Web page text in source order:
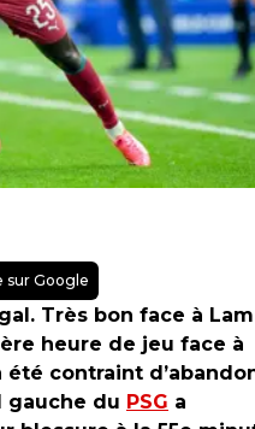
sur Google
Très bon face à
heure de jeu face à
été contraint
gauche du PSG a